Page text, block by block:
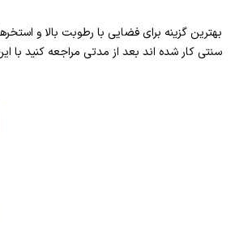
بهترین گزینه برای فضایی با رطوبت بالا و
سنتی کار شده اند بعد از مدتی مراجعه کنید با